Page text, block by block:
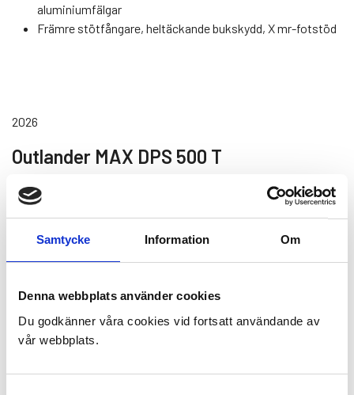
Samtycke Information Om
Denna webbplats använder cookies
Du godkänner våra cookies vid fortsatt användande av
vår webbplats.
aluminiumfälgar
Främre stötfångare, heltäckande bukskydd, X mr-fotstöd
2026
Outlander MAX DPS 500 T
Pris från 139 900 kr
Spår
Rotax-motor och transmission med pDrive-koppling
LED-strålkastare